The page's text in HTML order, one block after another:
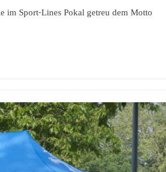
Sport-Lines Pokal getreu dem Motto